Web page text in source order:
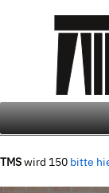
TMSwird 150 bitte